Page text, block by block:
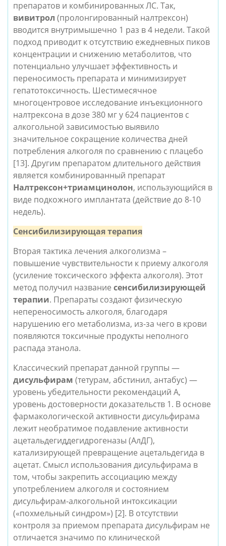
вивитрол (пролонгированный налтрексон)
вводится внутримышечно 1 раз в 4 недели. Такой
подход приводит к отсутствию ежедневных пиков
концентрации и снижению метаболитов, что
потенциально улучшает эффективность и
переносимость препарата и минимизирует
гепатотоксичность. Шестимесячное
многоцентровое исследование инъекционного
налтрексона в дозе 380 мг у 624 пациентов с
алкогольной зависимостью выявило
значительное сокращение количества дней
потребления алкоголя по сравнению с плацебо
[13]. Другим препаратом длительного действия
Налтрексон+триамцинолон, использующийся в
виде подкожного имплантата (действие до 8-10
недель).
Сенсибилизирующая терапия
Вторая тактика лечения алкоголизма –
повышение чувствительности к приему алкоголя
(усиление токсического эффекта алкоголя). Этот
метод получил название сенсибилизирующей
терапии. Препараты создают физическую
непереносимость алкоголя, благодаря
нарушению его метаболизма, из-за чего в крови
появляются токсичные продукты неполного
распада этанола.
дисульфирам (тетурам, абстинил, антабус) —
уровень убедительности рекомендаций А,
уровень достоверности доказательств 1. В основе
фармакологической активности дисульфирама
лежит необратимое подавление активности
ацетальдегиддегидрогеназы (АлДГ),
катализирующей превращение ацетальдегида в
ацетат. Смысл использования дисульфирама в
том, чтобы закрепить ассоциацию между
употреблением алкоголя и состоянием
дисульфирам-алкогольной интоксикации
(«похмельный синдром») [2]. В отсутствии
контроля за приемом препарата дисульфирам не
отличается значимо по клинической